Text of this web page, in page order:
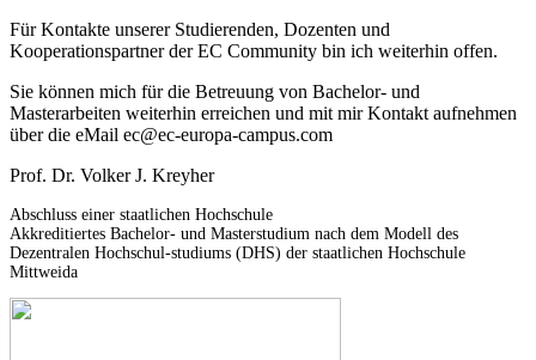
Für Kontakte unserer Studierenden, Dozenten und
Kooperationspartner der EC Community bin ich weiterhin offen.
Sie können mich für die Betreuung von Bachelor- und
Masterarbeiten weiterhin erreichen und mit mir Kontakt aufnehmen
über die eMail ec@ec-europa-campus.com
Prof. Dr. Volker J. Kreyher
Abschluss einer staatlichen Hochschule
Akkreditiertes Bachelor- und Masterstudium nach dem Modell des
Dezentralen Hochschul-studiums (DHS) der staatlichen Hochschule
Mittweida